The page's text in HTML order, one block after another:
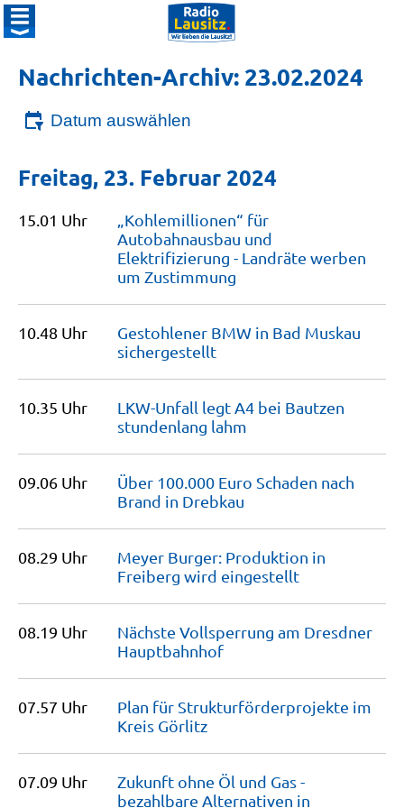
Nachrichten-Archiv: 23.02.2024
Datum auswählen
Freitag, 23. Februar 2024
15.01 Uhr
„Kohlemillionen“ für
Autobahnausbau und
Elektrifizierung - Landräte werben
um Zustimmung
10.48 Uhr
Gestohlener BMW in Bad Muskau
sichergestellt
10.35 Uhr
LKW-Unfall legt A4 bei Bautzen
stundenlang lahm
09.06 Uhr
Über 100.000 Euro Schaden nach
Brand in Drebkau
08.29 Uhr
Meyer Burger: Produktion in
Freiberg wird eingestellt
08.19 Uhr
Nächste Vollsperrung am Dresdner
Hauptbahnhof
07.57 Uhr
Plan für Strukturförderprojekte im
Kreis Görlitz
07.09 Uhr
Zukunft ohne Öl und Gas -
bezahlbare Alternativen in